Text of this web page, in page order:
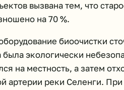
вызвана тем, что
на 70 %.
биоочистки
экологически
на местность, а затем
артерии реки Селенги. При